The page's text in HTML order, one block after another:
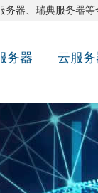
务器、 瑞典服务器等
务器 云服